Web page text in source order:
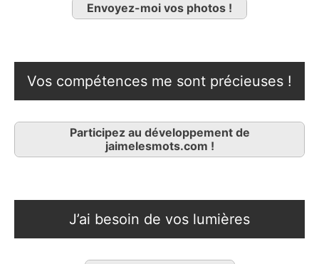
Envoyez-moi vos photos !
Vos compétences me sont précieuses !
Participez au développement de
jaimelesmots.com !
J’ai besoin de vos lumières